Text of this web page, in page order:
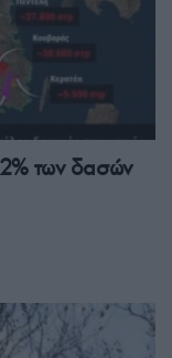
των δασών